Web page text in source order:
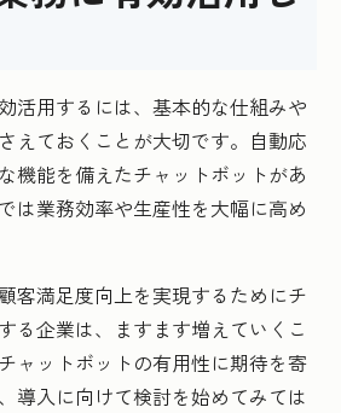
活用するには、基本的な仕組みや
えておくことが大切です。自動応
機能を備えたチャットボットがあ
は業務効率や生産性を大幅に高め
客満足度向上を実現するためにチ
る企業は、ますます増えていくこ
ャットボットの有用性に期待を寄
導入に向けて検討を始めてみては